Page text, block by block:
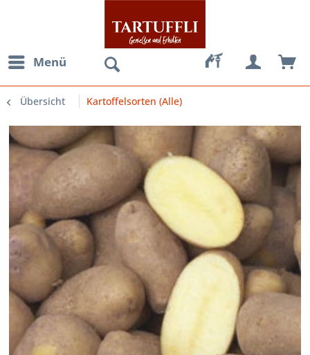
Menü
Übersicht Kartoffelsorten (Alle)